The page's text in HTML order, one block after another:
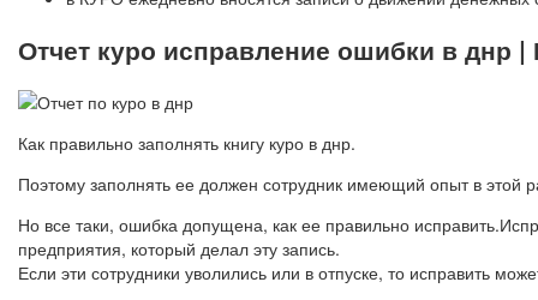
Отчет куро исправление ошибки в днр
Как правильно заполнять книгу куро в днр.
Поэтому заполнять ее должен сотрудник имеющий опыт в этой
Но все таки, ошибка допущена, как ее правильно
предприятия, который делал эту запись.
Если эти сотрудники уволились или в отпуске, то исправить